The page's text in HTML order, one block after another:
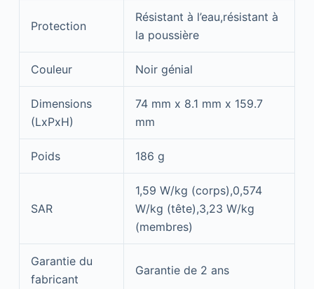
Protection
Résistant à l’eau,résistant à
la poussière
Couleur Noir génial
Dimensions
(LxPxH)
74 mm x 8.1 mm x 159.7
mm
Poids 186 g
SAR
1,59 W/kg (corps),0,574
W/kg (tête),3,23 W/kg
(membres)
Garantie du
fabricant
Garantie de 2 ans